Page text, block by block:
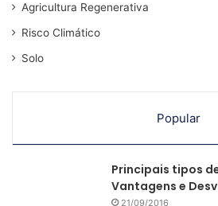
Agricultura Regenerativa
Risco Climático
Solo
Popular
Principais tipos
Vantagens e
21/09/2016